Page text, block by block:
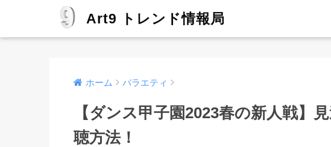
Art9 トレンド情報局
ホーム バラエティ
【ダンス甲子園2023春の新人戦】
聴方法！